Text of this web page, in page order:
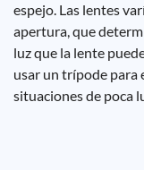
espejo. Las lentes
apertura, que
luz que la lente
usar un trípode para
situaciones de poca